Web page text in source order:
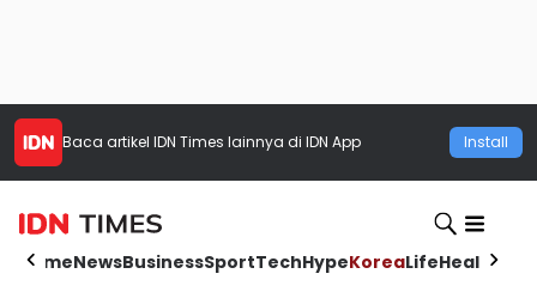
Baca artikel IDN Times lainnya di IDN App Install
HomeNewsBusinessSportTechHypeKoreaLifeHealth